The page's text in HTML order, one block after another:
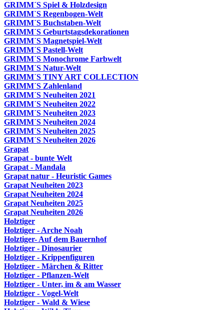
GRIMM´S Spiel & Holzdesign
GRIMM`S Regenbogen-Welt
GRIMM´S Buchstaben-Welt
GRIMM´S Geburtstagsdekorationen
GRIMM´S Magnetspiel-Welt
GRIMM´S Pastell-Welt
GRIMM´S Monochrome Farbwelt
GRIMM´S Natur-Welt
GRIMM´S TINY ART COLLECTION
GRIMM´S Zahlenland
GRIMM´S Neuheiten 2021
GRIMM´S Neuheiten 2022
GRIMM´S Neuheiten 2023
GRIMM´S Neuheiten 2024
GRIMM´S Neuheiten 2025
GRIMM´S Neuheiten 2026
Grapat
Grapat - bunte Welt
Grapat - Mandala
Grapat natur - Heuristic Games
Grapat Neuheiten 2023
Grapat Neuheiten 2024
Grapat Neuheiten 2025
Grapat Neuheiten 2026
Holztiger
Holztiger - Arche Noah
Holztiger- Auf dem Bauernhof
Holztiger - Dinosaurier
Holztiger - Krippenfiguren
Holztiger - Märchen & Ritter
Holztiger - Pflanzen-Welt
Holztiger - Unter, im & am Wasser
Holztiger - Vogel-Welt
Holztiger - Wald & Wiese